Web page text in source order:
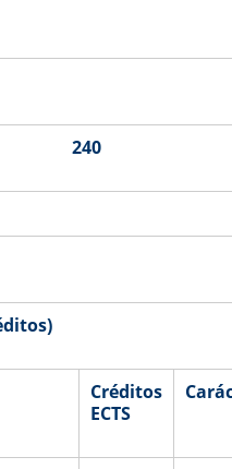
Créditos
ECTS